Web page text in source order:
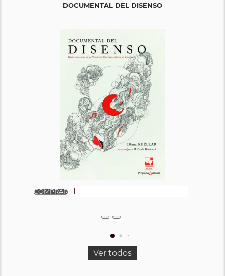
DOCUMENTAL DEL DISENSO
Ver todos